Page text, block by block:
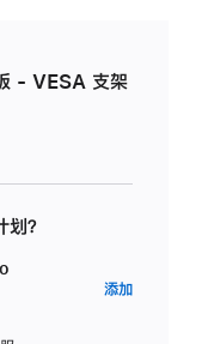
- VESA 支架
？
添加